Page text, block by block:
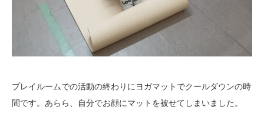
プレイルームでの活動の終わりにヨガマットでクールダウンの時
間です。あらら、自分でお顔にマットを被せてしまいました。